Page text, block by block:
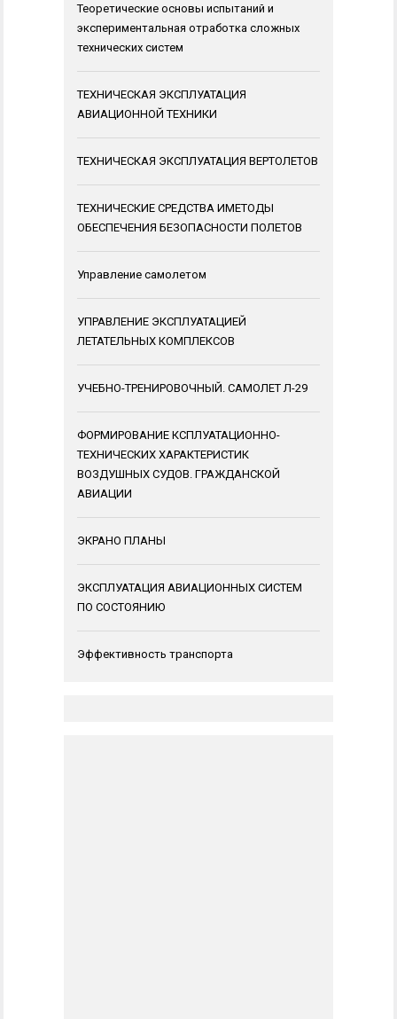
Теоретические основы испытаний и
экспериментальная отработка сложных
технических систем
ТЕХНИЧЕСКАЯ ЭКСПЛУАТАЦИЯ
АВИАЦИОННОЙ ТЕХНИКИ
ТЕХНИЧЕСКАЯ ЭКСПЛУАТАЦИЯ ВЕРТОЛЕТОВ
ТЕХНИЧЕСКИЕ СРЕДСТВА ИМЕТОДЫ
ОБЕСПЕЧЕНИЯ БЕЗОПАСНОСТИ ПОЛЕТОВ
Управление самолетом
УПРАВЛЕНИЕ ЭКСПЛУАТАЦИЕЙ
ЛЕТАТЕЛЬНЫХ КОМПЛЕКСОВ
УЧЕБНО-ТРЕНИРОВОЧНЫЙ. САМОЛЕТ Л-29
ФОРМИРОВАНИЕ КСПЛУАТАЦИОННО-
ТЕХНИЧЕСКИХ ХАРАКТЕРИСТИК
ВОЗДУШНЫХ СУДОВ. ГРАЖДАНСКОЙ
АВИАЦИИ
ЭКРАНО ПЛАНЫ
ЭКСПЛУАТАЦИЯ АВИАЦИОННЫХ СИСТЕМ
ПО СОСТОЯНИЮ
Эффективность транспорта